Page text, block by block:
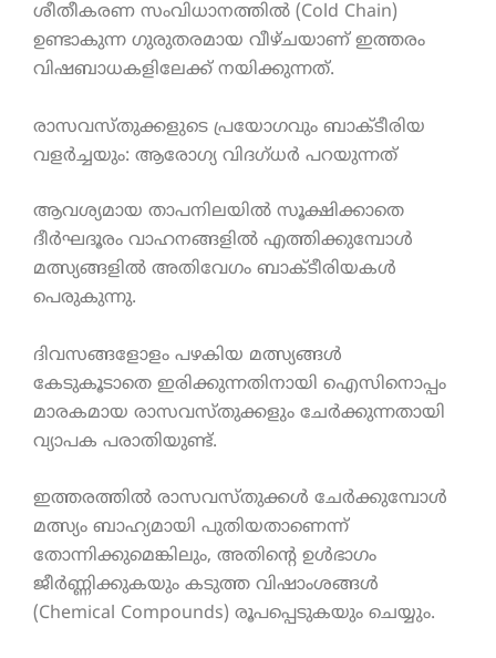
ശീതീകരണ സംവിധാനത്തിൽ (Cold Chain)
ഉണ്ടാകുന്ന ഗുരുതരമായ വീഴ്ചയാണ് ഇത്തരം
വിഷബാധകളിലേക്ക് നയിക്കുന്നത്.
രാസവസ്തുക്കളുടെ പ്രയോഗവും ബാക്ടീരിയ
വളർച്ചയും: ആരോഗ്യ വിദഗ്ധർ പറയുന്നത്
ആവശ്യമായ താപനിലയിൽ സൂക്ഷിക്കാതെ
ദീർഘദൂരം വാഹനങ്ങളിൽ എത്തിക്കുമ്പോൾ
മത്സ്യങ്ങളിൽ അതിവേഗം ബാക്ടീരിയകൾ
പെരുകുന്നു.
ദിവസങ്ങളോളം പഴകിയ മത്സ്യങ്ങൾ
കേടുകൂടാതെ ഇരിക്കുന്നതിനായി ഐസിനൊപ്പം
മാരകമായ രാസവസ്തുക്കളും ചേർക്കുന്നതായി
വ്യാപക പരാതിയുണ്ട്.
ഇത്തരത്തിൽ രാസവസ്തുക്കൾ ചേർക്കുമ്പോൾ
മത്സ്യം ബാഹ്യമായി പുതിയതാണെന്ന്
തോന്നിക്കുമെങ്കിലും, അതിന്റെ ഉൾഭാഗം
ജീർണ്ണിക്കുകയും കടുത്ത വിഷാംശങ്ങൾ
(Chemical Compounds) രൂപപ്പെടുകയും ചെയ്യും.